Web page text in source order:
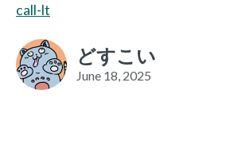
call-lt
どすこい
June 18, 2025